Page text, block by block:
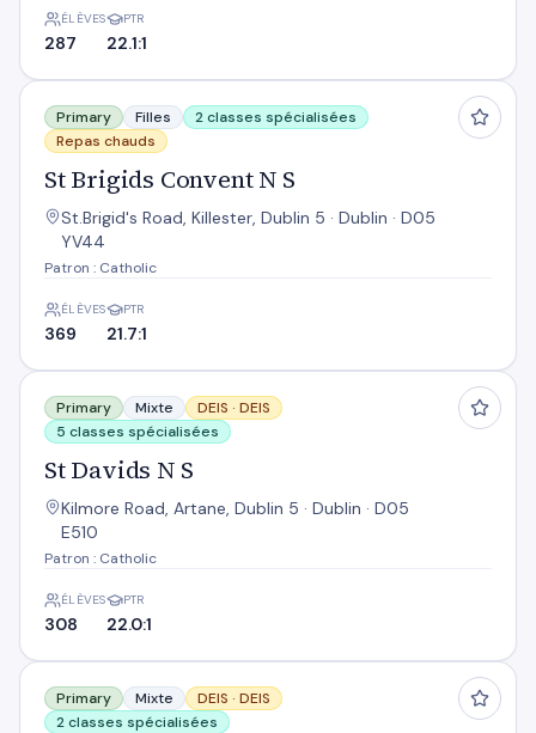
ÉLÈVES
287
PTR
22.1:1
St Brigids Convent N S
Primary Filles
2 classes spécialisées
Repas chauds
St Brigids Convent N S
St.Brigid's Road, Killester, Dublin 5 · Dublin · D05
YV44
Patron : Catholic
ÉLÈVES
369
PTR
21.7:1
St Davids N S
Primary Mixte DEIS · DEIS
5 classes spécialisées
St Davids N S
Kilmore Road, Artane, Dublin 5 · Dublin · D05
E510
Patron : Catholic
ÉLÈVES
308
PTR
22.0:1
St Eithnes Senior Girls Ns
Primary Mixte DEIS · DEIS
2 classes spécialisées